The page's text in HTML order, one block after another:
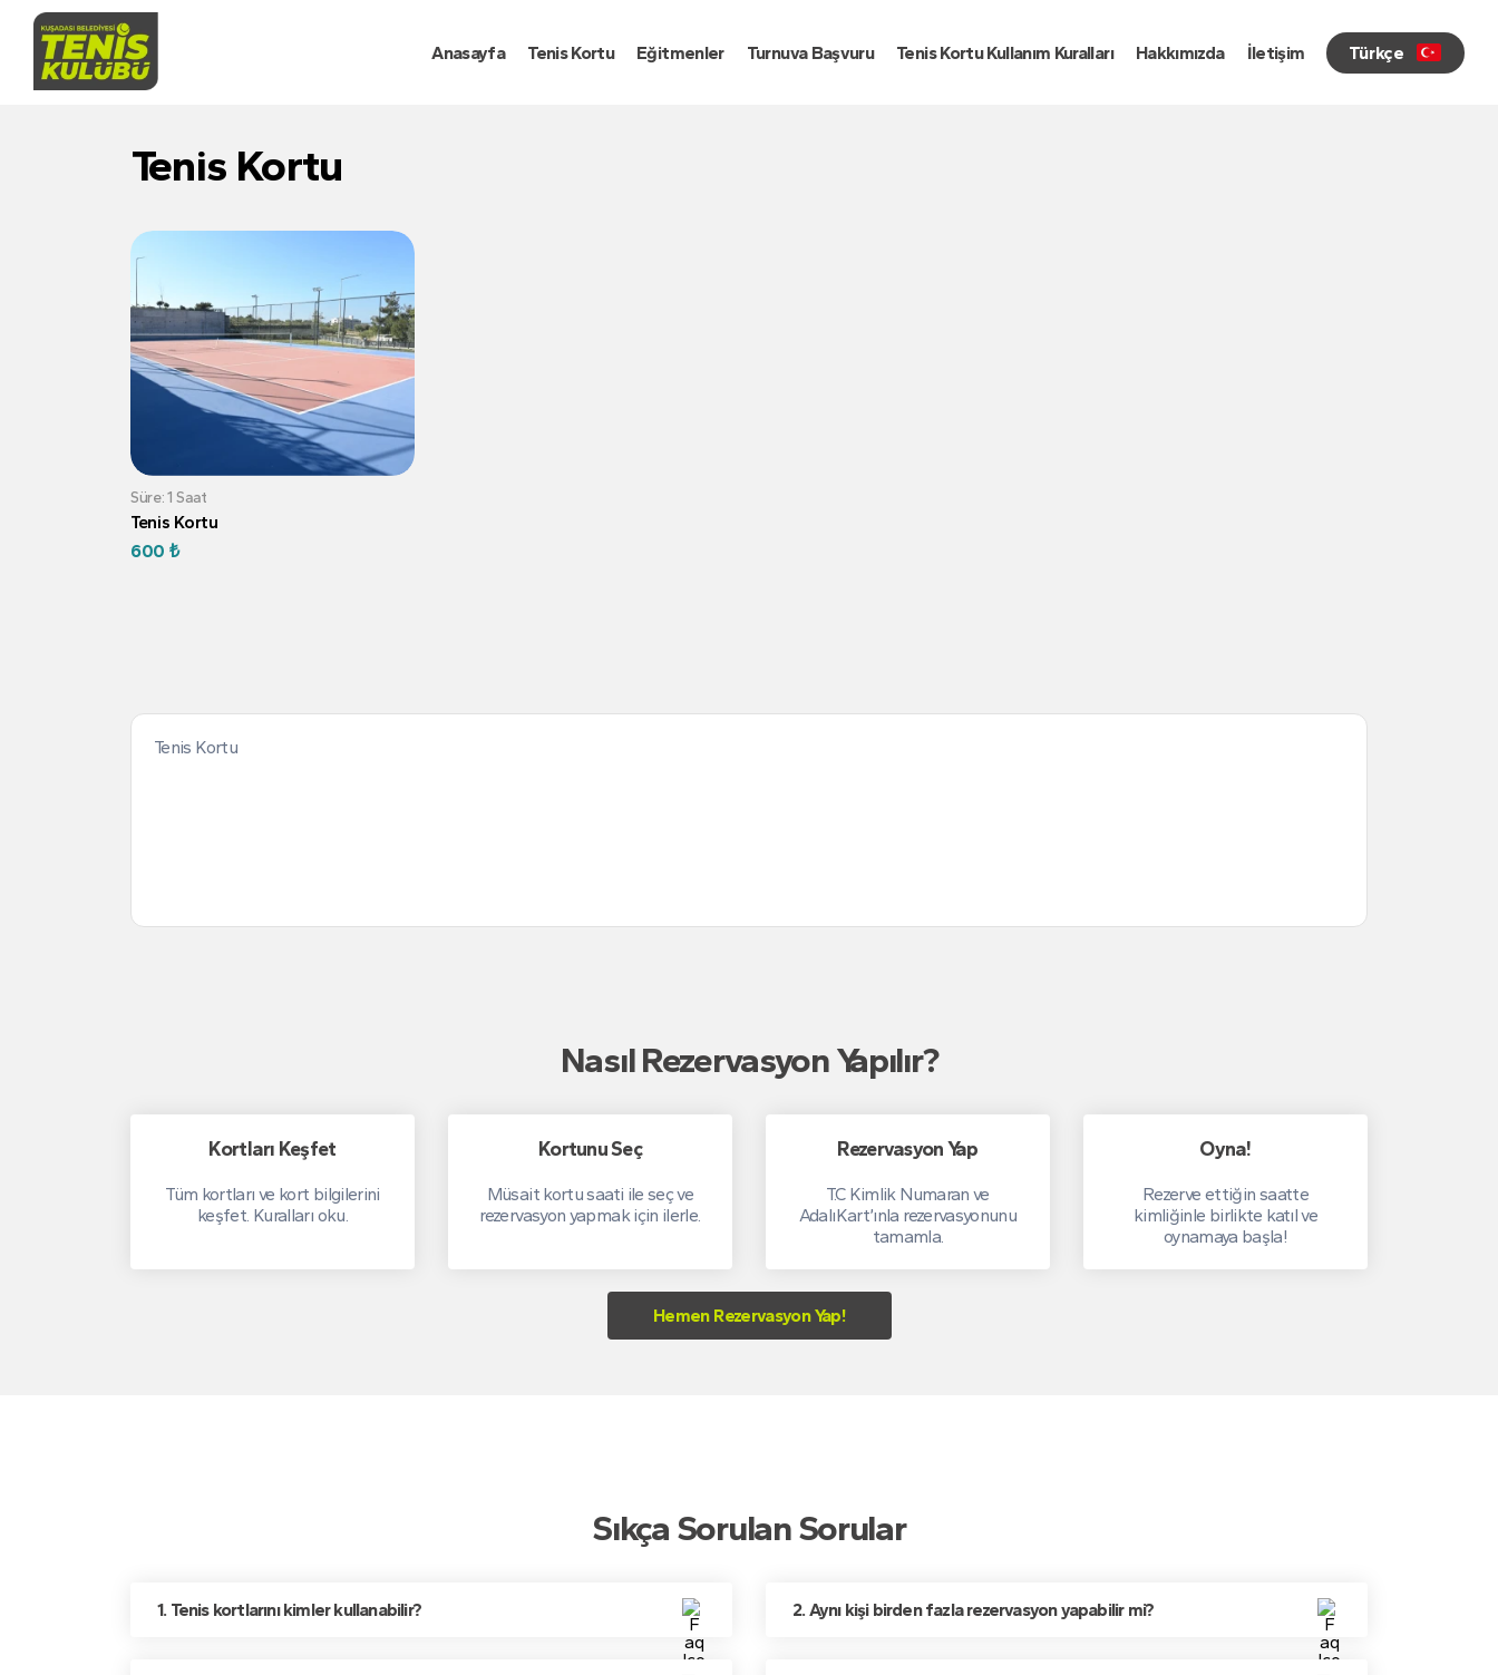
Anasayfa Tenis Kortu Eğitmenler Turnuva Başvuru Tenis Kortu Kullanım Kuralları Hakkımızda İletişim Türkçe
Tenis Kortu
Süre: 1 Saat
Tenis Kortu
600 ₺
Tenis Kortu
Nasıl Rezervasyon Yapılır?
Kortları Keşfet
Tüm kortları ve kort bilgilerini
keşfet. Kuralları oku.
Kortunu Seç
Müsait kortu saati ile seç ve
rezervasyon yapmak için ilerle.
Rezervasyon Yap
T.C Kimlik Numaran ve
AdalıKart’ınla rezervasyonunu
tamamla.
Oyna!
Rezerve ettiğin saatte
kimliğinle birlikte katıl ve
oynamaya başla!
Hemen Rezervasyon Yap!
Sıkça Sorulan Sorular
1. Tenis kortlarını kimler kullanabilir? 2. Aynı kişi birden fazla rezervasyon yapabilir mi?